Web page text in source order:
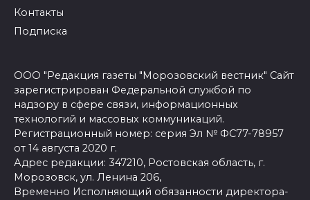
Контакты
Подписка
ООО "Редакция газеты "Морозовский вестник" Сайт
зарегистрирован Федеральной службой по
надзору в сфере связи, информационных
технологий и массовых коммуникаций.
Регистрационный номер: серия Эл № ФС77-78957
от 14 августа 2020 г.
Адрес редакции: 347210, Ростовская область, г.
Морозовск, ул. Ленина 206,
Временно Исполняющий обязанности директора-